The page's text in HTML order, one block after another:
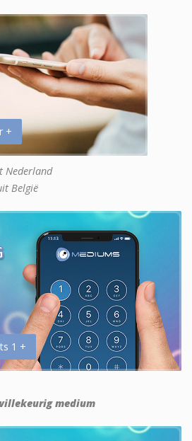
+
Nederland
België
1 +
medium